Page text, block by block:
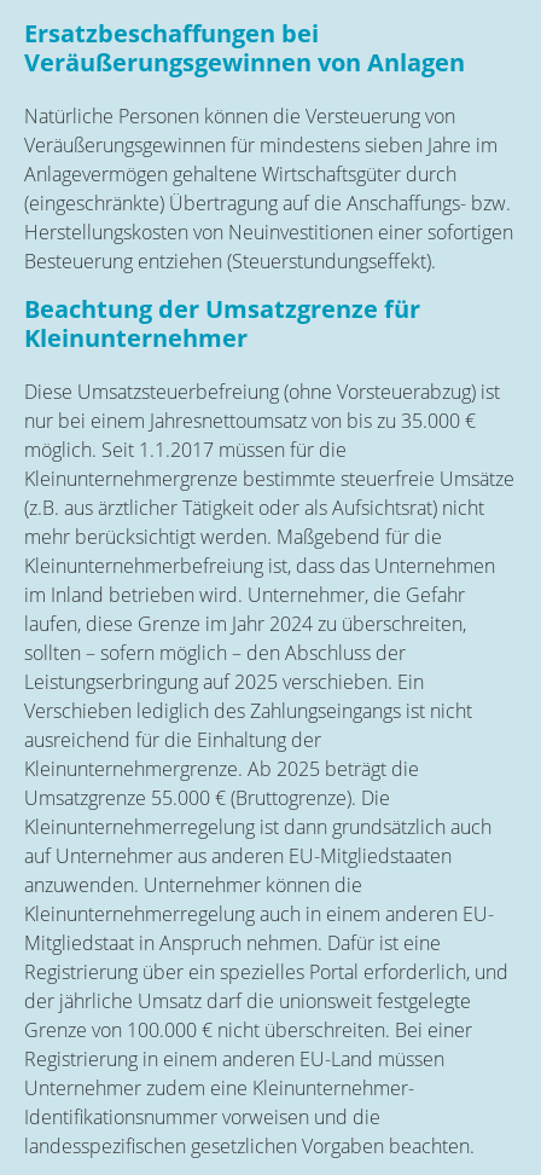
Ersatzbeschaffungen bei
Veräußerungsgewinnen von Anlagen
Natürliche Personen können die Versteuerung von
Veräußerungsgewinnen für mindestens sieben Jahre im
Anlagevermögen gehaltene Wirtschaftsgüter durch
(eingeschränkte) Übertragung auf die Anschaffungs- bzw.
Herstellungskosten von Neuinvestitionen einer sofortigen
Besteuerung entziehen (Steuerstundungseffekt).
Beachtung der Umsatzgrenze für
Kleinunternehmer
Diese Umsatzsteuerbefreiung (ohne Vorsteuerabzug) ist
nur bei einem Jahresnettoumsatz von bis zu 35.000 €
möglich. Seit 1.1.2017 müssen für die
Kleinunternehmergrenze bestimmte steuerfreie Umsätze
(z.B. aus ärztlicher Tätigkeit oder als Aufsichtsrat) nicht
mehr berücksichtigt werden. Maßgebend für die
Kleinunternehmerbefreiung ist, dass das Unternehmen
im Inland betrieben wird. Unternehmer, die Gefahr
laufen, diese Grenze im Jahr 2024 zu überschreiten,
sollten – sofern möglich – den Abschluss der
Leistungserbringung auf 2025 verschieben. Ein
Verschieben lediglich des Zahlungseingangs ist nicht
ausreichend für die Einhaltung der
Kleinunternehmergrenze. Ab 2025 beträgt die
Umsatzgrenze 55.000 € (Bruttogrenze). Die
Kleinunternehmerregelung ist dann grundsätzlich auch
auf Unternehmer aus anderen EU-Mitgliedstaaten
anzuwenden. Unternehmer können die
Kleinunternehmerregelung auch in einem anderen EU-
Mitgliedstaat in Anspruch nehmen. Dafür ist eine
Registrierung über ein spezielles Portal erforderlich, und
der jährliche Umsatz darf die unionsweit festgelegte
Grenze von 100.000 € nicht überschreiten. Bei einer
Registrierung in einem anderen EU-Land müssen
Unternehmer zudem eine Kleinunternehmer-
Identifikationsnummer vorweisen und die
landesspezifischen gesetzlichen Vorgaben beachten.